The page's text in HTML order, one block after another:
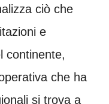
ciò che
e
continente,
che ha
si trova a